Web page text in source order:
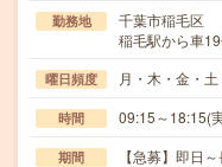
勤務地
千葉市稲毛区
稲毛駅から車
曜日頻度 月・木・金・
時間 09:15～18:15(
期間 【急募】即日